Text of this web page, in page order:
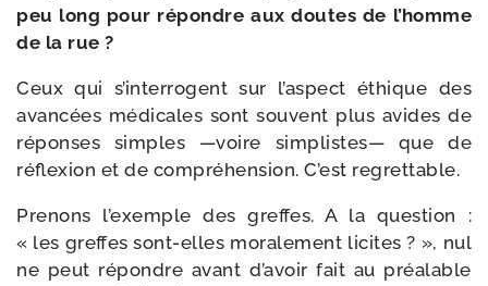
peu long pour répondre aux doutes de l’homme
de la rue ?
Ceux qui s’interrogent sur l’aspect éthique des
avan­cées médi­cales sont sou­vent plus avides de
réponses simples —voire sim­plistes— que de
réflexion et de com­pré­hen­sion. C’est regrettable.
Prenons l’exemple des greffes. A la ques­tion :
« les greffes sont-​elles mora­le­ment licites ? », nul
ne peut répondre avant d’avoir fait au préa­lable